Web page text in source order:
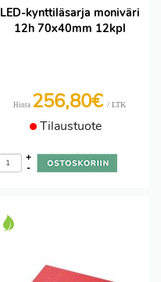
LED-kynttiläsarja moniväri
12h 70x40mm 12kpl
Hinta 256,80€ / LTK
Tilaustuote
-
+